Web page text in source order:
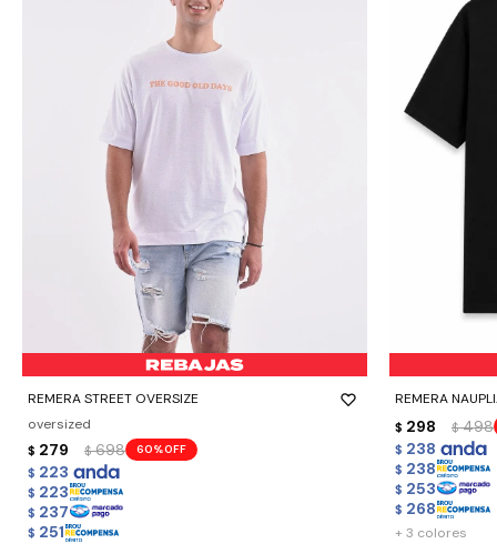
REMERA STREET OVERSIZE
oversized
$ 279 $ 698 60
$ 223
$ 223
$ 237
$ 251
- +
REMERA
$ 298 $ 498
$ 238
$ 238
$ 253
$ 268
- +
+ 3 colores